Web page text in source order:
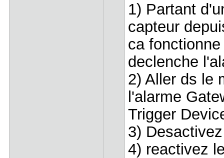
1) Partant
capteur
ca
declenche
2) Aller ds le
l'alarme
Trigger
3)
4) reactivez